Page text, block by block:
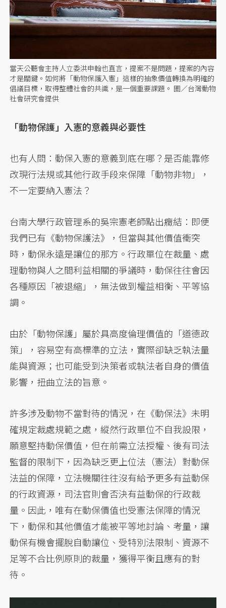
當天公聽會主持人立委洪申翰也直言，提案不是問題，提案的內容
才是關鍵。如何將「動物保護入憲」這樣的抽象價值轉換為明確的
倡議目標，取得整體社會的共識，是一個重要課題。 圖／台灣動物
社會研究會提供
「動物保護」入憲的意義與必要性
也有人問：動保入憲的意義到底在哪？是否能靠修
改現行法規或其他行政手段來保障「動物非物」，
不一定要納入憲法？
台南大學行政管理系的吳宗憲老師點出癥結：即便
我們已有《動物保護法》，但當與其他價值衝突
時，動保永遠是讓位的那方。行政單位在裁量、處
理動物與人之間利益相關的爭議時，動保往往會因
各種原因「被退縮」，無法做到權益相衡、平等協
調。
由於「動物保護」屬於具高度倫理價值的「道德政
策」，容易空有高標準的立法，實際卻缺乏執法量
能與資源；也可能受到決策者或執法者自身的價值
影響，扭曲立法的旨意。
許多涉及動物不當對待的情況，在《動保法》未明
確規定裁處規範之處，縱然行政單位不自我設限，
願意堅持動保價值，但在前需立法授權、後有司法
監督的限制下，因為缺乏更上位法（憲法）對動保
法益的保障，立法機關往往沒有給予更多有益動保
的行政資源，司法官則會否決有益動保的行政裁
量。因此，唯有在動保價值也受憲法保障的情況
下，動保和其他價值才能被平等地討論、考量，讓
動保有機會擺脫自動讓位、受特別法限制、資源不
足等不合比例原則的裁量，獲得平衡且應有的對
待。